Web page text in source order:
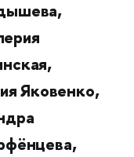
Яковенко,